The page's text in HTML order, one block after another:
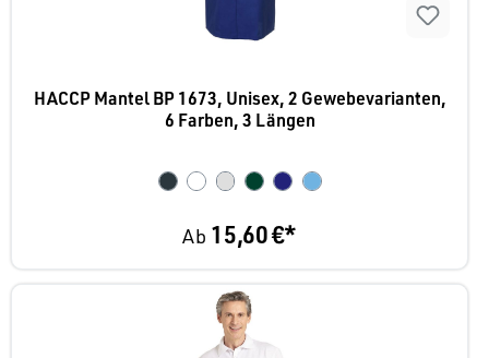
HACCP Mantel BP 1673, Unisex, 2 Gewebevarianten,
6 Farben, 3 Längen
Ab 15,60 €*